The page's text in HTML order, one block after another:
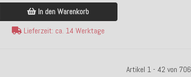
In den Warenkorb
Lieferzeit: ca. 14 Werktage
Artikel 1 - 42 von 706